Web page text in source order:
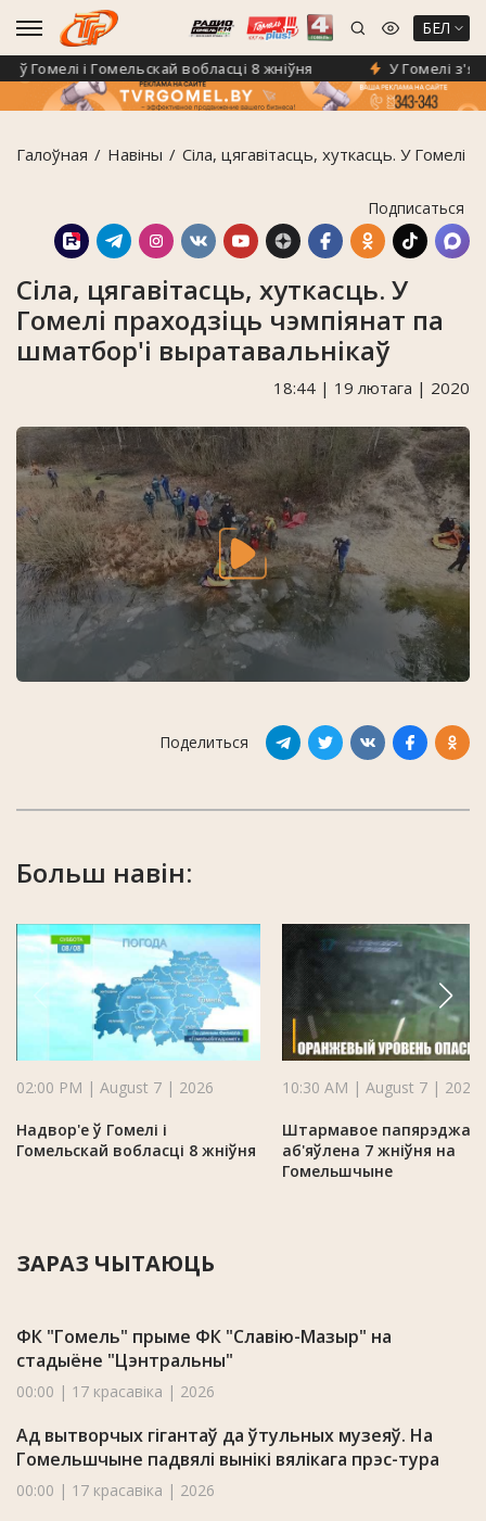
БЕЛ
і Гомельскай вобласці 8 жніўня У Гомелі
Галоўная Навiны Сіла, цягавітасць, хуткасць. У Гомелі
Подписаться
Сіла, цягавітасць, хуткасць. У
Гомелі праходзіць чэмпіянат па
шматбор'і выратавальнікаў
18:44 | 19 лютага | 2020
Поделиться
Больш навін:
02:00 PM | August 7 | 2026
Надвор'е ў Гомелі і
Гомельскай вобласці 8 жніўня
10:30 AM | August 7 | 2026
Штармавое
аб'яўлена 7 жніўня на
Гомельшчыне
ЗАРАЗ ЧЫТАЮЦЬ
ФК "Гомель" прыме ФК "Славію-Мазыр" на
стадыёне "Цэнтральны"
00:00 | 17 красавіка | 2026
Ад вытворчых гігантаў да ўтульных музеяў. На
Гомельшчыне падвялі вынікі вялікага прэс-тура
00:00 | 17 красавіка | 2026